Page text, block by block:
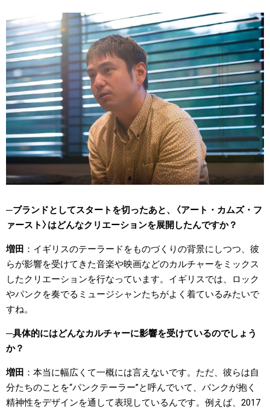
ブランドとしてスタートを切ったあと、〈アート・カムズ・フ
ァースト〉はどんなクリエーションを展開したんですか？
増田
イギリスのテーラードをものづくりの背景にしつつ、彼
らが影響を受けてきた音楽や映画などのカルチャーをミックス
したクリエーションを行なっています。イギリスでは、ロック
やパンクを奏でるミュージシャンたちがよく着ているみたいで
すね。
具体的にはどんなカルチャーに影響を受けているのでしょう
か？
増田
本当に幅広くて一概には言えないです。ただ、彼らは自
分たちのことを“パンクテーラー”と呼んでいて、パンクが抱く
精神性をデザインを通して表現しているんです。例えば、2017